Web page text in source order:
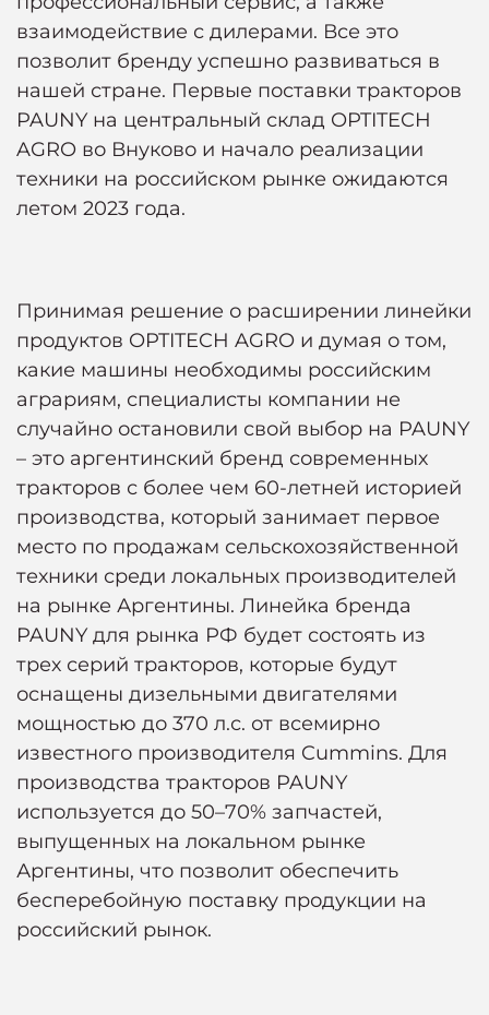
взаимодействие с дилерами. Все это
позволит бренду успешно развиваться в
нашей стране. Первые поставки тракторов
PAUNY на центральный склад OPTITECH
AGRO во Внуково и начало реализации
техники на российском рынке ожидаются
летом 2023 года.
Принимая решение о расширении линейки
продуктов OPTITECH AGRO и думая о том,
какие машины необходимы российским
аграриям, специалисты компании не
случайно остановили свой выбор на PAUNY
– это аргентинский бренд современных
тракторов с более чем 60-летней историей
производства, который занимает первое
место по продажам сельскохозяйственной
техники среди локальных производителей
на рынке Аргентины. Линейка бренда
PAUNY для рынка РФ будет состоять из
трех серий тракторов, которые будут
оснащены дизельными двигателями
мощностью до 370 л.с. от всемирно
известного производителя Cummins. Для
производства тракторов PAUNY
используется до 50–70% запчастей,
выпущенных на локальном рынке
Аргентины, что позволит обеспечить
бесперебойную поставку продукции на
российский рынок.